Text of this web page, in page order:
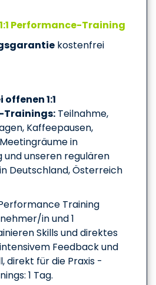
1:1 Performance-Training
kostenfrei
1:1
Trainings:Teilnahme,
Kaffeepausen,
in
unseren regulären
Deutschland, Österreich
Training
in und 1
Skills und direktes
Feedback und
direkt für die Praxis -
1 Tag.